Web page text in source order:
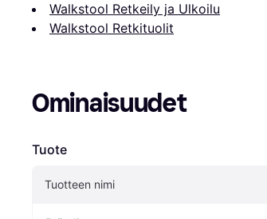
Walkstool Retkeily ja Ulkoilu
Walkstool Retkituolit
Ominaisuudet
Tuote
Tuotteen nimi